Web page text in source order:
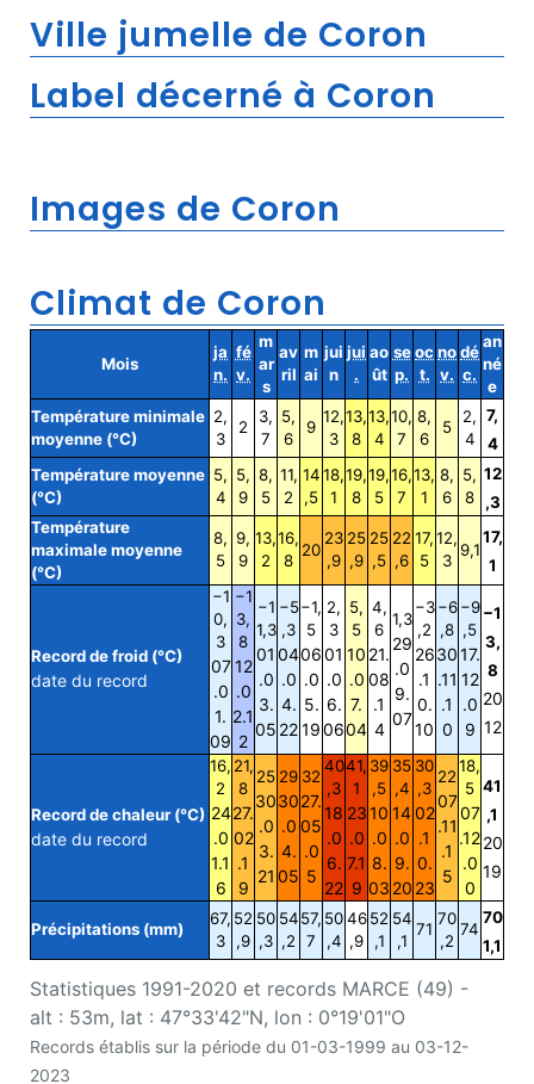
Ville jumelle de Coron
Label décerné à Coron
Images de Coron
Climat de Coron
Statistiques 1991-2020 et records MARCE (49) -
alt : 53m, lat : 47°33'42"N, lon : 0°19'01"O
Records établis sur la période du 01-03-1999 au 03-12-
2023
Mois
ja
n.
fé
v.
m
ar
s
av
ril
m
ai
jui
n
jui
.
ao
ût
se
p.
oc
t.
no
v.
dé
c.
an
né
e
Température minimale
moyenne (°C)
2,
3
2
3,
7
5,
6
9
12,
3
13,
8
13,
4
10,
7
8,
6
5
2,
4
7,
4
Température moyenne
(°C)
5,
4
5,
9
8,
5
11,
2
14
,5
18,
1
19,
8
19,
5
16,
7
13,
1
8,
6
5,
8
12
,3
Température
maximale moyenne
(°C)
8,
5
9,
9
13,
2
16,
8
20
23
,9
25
,9
25
,5
22
,6
17,
5
12,
3
9,1
17,
1
Record de froid (°C)
date du record
−1
0,
3
07
.0
1.
09
−1
3,
8
12
.0
2.1
2
−1
1,3
01
.0
3.
05
−5
,3
04
.0
4.
22
−1,
5
06
.0
5.
19
2,
3
01
.0
6.
06
5,
5
10
.0
7.
04
4,
6
21.
08
.1
4
1,3
29
.0
9.
07
−3
,2
26
.1
0.
10
−6
,8
30
.11
.1
0
−9
,5
17.
12
.0
9
−1
3,
8
20
12
Record de chaleur (°C)
date du record
16,
2
24
.0
1.1
6
21,
8
27.
02
.1
9
25
30
.0
3.
21
29
30
.0
4.
05
32
27.
05
.0
5
40
,3
18
.0
6.
22
41,
1
23
.0
7.1
9
39
,5
10
.0
8.
03
35
,4
14
.0
9.
20
30
,3
02
.1
0.
23
22
07
.11
.1
5
18,
5
07
.12
.0
0
41
,1
20
19
Précipitations (mm)
67,
3
52
,9
50
,3
54
,2
57,
7
50
,4
46
,9
52
,1
54
,1
71
70
,2
74
70
1,1